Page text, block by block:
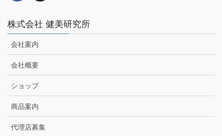
株式会社 健美研究所
会社案内
会社概要
ショップ
商品案内
代理店募集